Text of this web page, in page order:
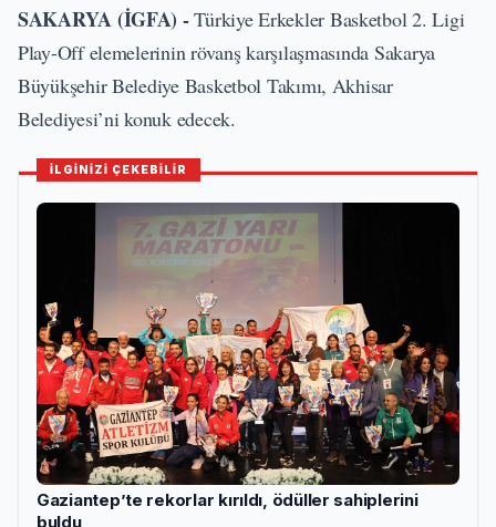
SAKARYA (İGFA) -Türkiye Erkekler Basketbol 2. Ligi
Play-Off elemelerinin rövanş karşılaşmasında Sakarya
Büyükşehir Belediye Basketbol Takımı, Akhisar
Belediyesi’ni konuk edecek.
İLGİNİZİ ÇEKEBİLİR
Gaziantep’te rekorlar kırıldı, ödüller sahiplerini
buldu